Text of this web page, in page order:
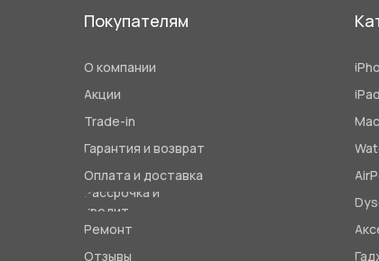
О компании
Акции
Trade-in
Гарантия и возврат
Оплата и доставка
Рассрочка и
кредит
Ремонт
Отзывы
Покупателям
iPad
Mac